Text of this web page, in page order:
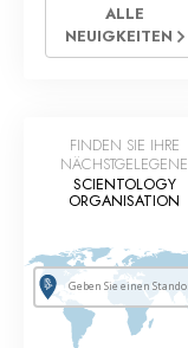
ALLE
NEUIGKEITEN
FINDEN SIE IHRE
NÄCHSTGELEGENE
SCIENTOLOGY
ORGANISATION